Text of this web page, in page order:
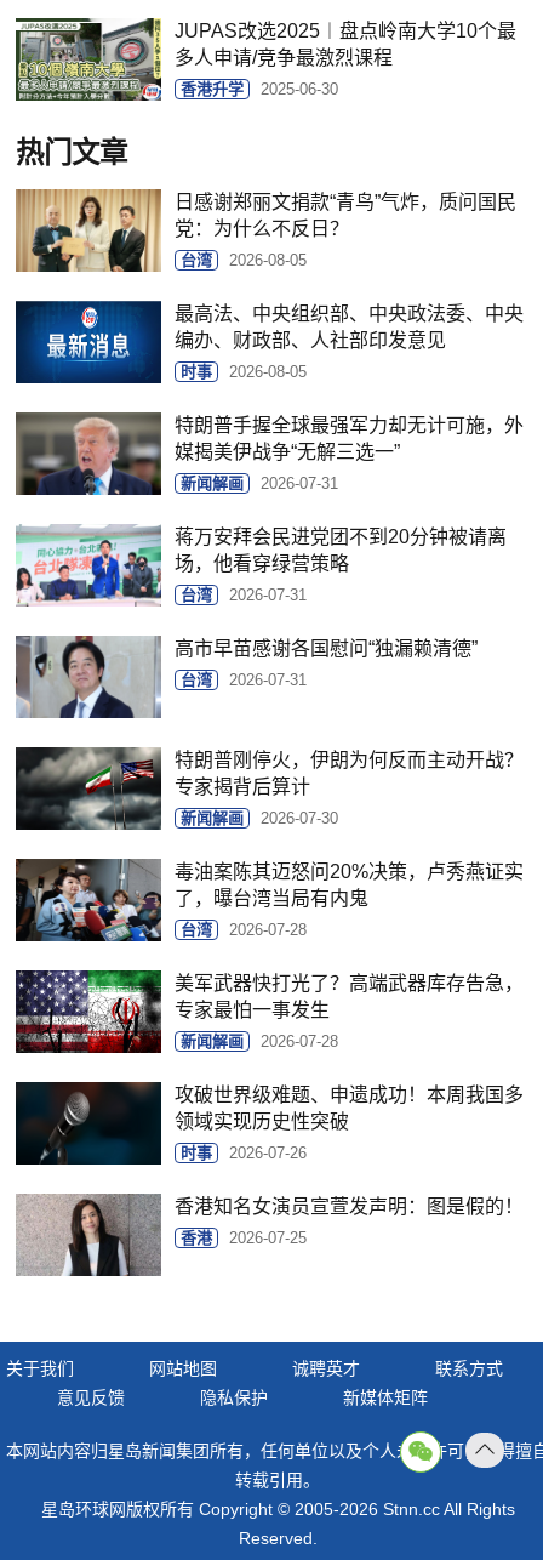
JUPAS改选2025︱盘点岭南大学10个最
多人申请/竞争最激烈课程
香港升学 2025-06-30
热门文章
日感谢郑丽文捐款“青鸟”气炸，质问国民
党：为什么不反日？
台湾 2026-08-05
最高法、中央组织部、中央政法委、中央
编办、财政部、人社部印发意见
时事 2026-08-05
特朗普手握全球最强军力却无计可施，外
媒揭美伊战争“无解三选一”
新闻解画 2026-07-31
蒋万安拜会民进党团不到20分钟被请离
场，他看穿绿营策略
台湾 2026-07-31
高市早苗感谢各国慰问“独漏赖清德”
台湾 2026-07-31
特朗普刚停火，伊朗为何反而主动开战？
专家揭背后算计
新闻解画 2026-07-30
毒油案陈其迈怒问20%决策，卢秀燕证实
了，曝台湾当局有内鬼
台湾 2026-07-28
美军武器快打光了？高端武器库存告急，
专家最怕一事发生
新闻解画 2026-07-28
攻破世界级难题、申遗成功！本周我国多
领域实现历史性突破
时事 2026-07-26
香港知名女演员宣萱发声明：图是假的！
香港 2026-07-25
关于我们 网站地图 诚聘英才
联系方式
意见反馈
隐私保护 新媒体矩阵
本网站内容归星岛新闻集团所有，任何单位以及个人未经许可，不得擅
转载引用。
星岛环球网版权所有 Copyright © 2005-2026 Stnn.cc All Rights
Reserved.
顶部